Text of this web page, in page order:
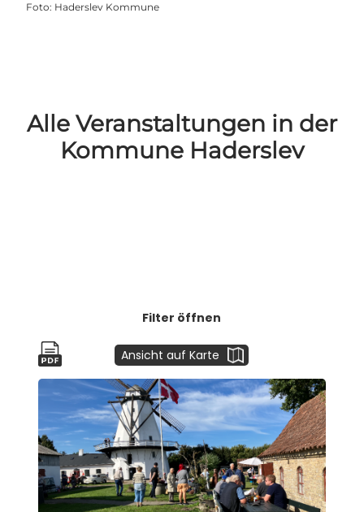
Foto: Haderslev Kommune
Alle Veranstaltungen in der
Kommune Haderslev
Filter öffnen
Ansicht auf Karte